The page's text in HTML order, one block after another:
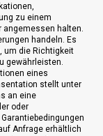
zu einem
halten.
handeln. Es
um die Richtigkeit
gewährleisten.
eines
stellt unter
an eine
oder
Anfrage erhältlich